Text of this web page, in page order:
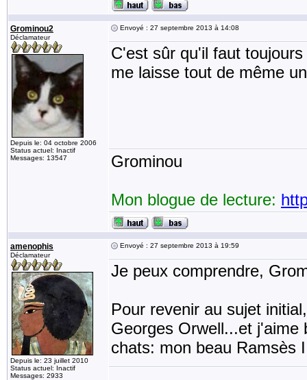
Grominou2
Déclamateur
Depuis le: 04 octobre 2006
Status actuel: Inactif
Messages: 13547
Envoyé : 27 septembre 2013 à 14:08
C'est sûr qu'il faut
me laisse tout de même
Grominou
Mon blogue de lecture:
amenophis
Déclamateur
Depuis le: 23 juillet 2010
Status actuel: Inactif
Messages: 2933
Envoyé : 27 septembre 2013 à 19:59
Je peux comprendre,
Pour revenir au sujet
Georges Orwell...et j'aime
chats: mon beau Ramsès